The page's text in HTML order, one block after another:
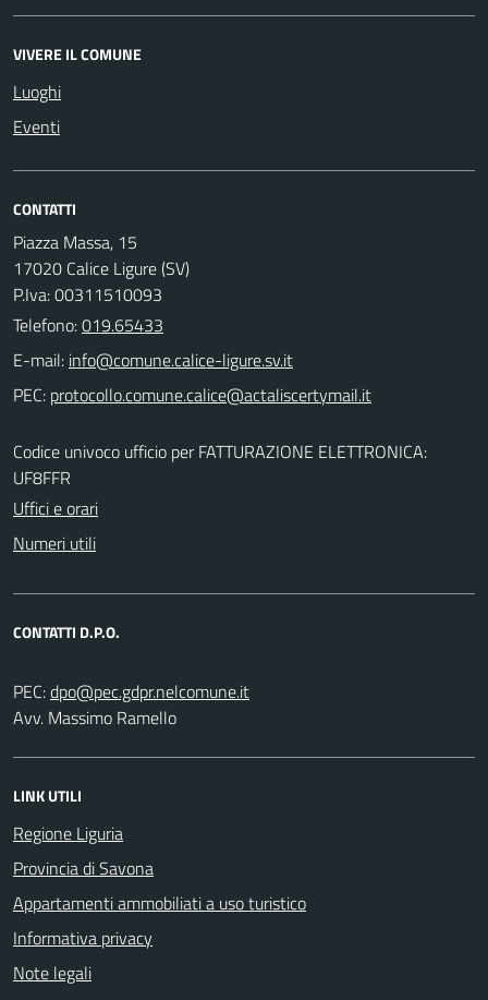
VIVERE IL COMUNE
Luoghi
Eventi
CONTATTI
Piazza Massa, 15
17020 Calice Ligure (SV)
P.Iva: 00311510093
Telefono:019.65433
E-mail:
PEC:
Codice univoco ufficio per FATTURAZIONE ELETTRONICA:
UF8FFR
Uffici e orari
Numeri utili
CONTATTI D.P.O.
PEC:
Avv. Massimo Ramello
LINK UTILI
Regione Liguria
Provincia di Savona
Appartamenti ammobiliati a uso turistico
Informativa privacy
Note legali